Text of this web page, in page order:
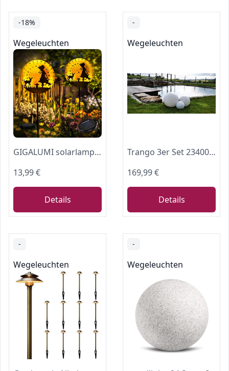
-18%
Wegeleuchten
GIGALUMI solarlampen für außen garten, solarleuchten garten deko aus Metall, gartendeko für draußen wetterfest für Wege, Rasen, Hof und Terrasse (Hirte, 2 Stück)
13,99 €
Details
-
Wegeleuchten
Trango 3er Set 23400G Granitstein-Optik Gartenkugel IP65 in 20/30/40cm ? Kugelleuchte mit je 5 Meter Kabel & E27 Fassung Kugellampe, Gartenleuchte, Außenleuchte, Außenlampe Kugel ohne Leuchtmittel
169,99 €
Details
-
Wegeleuchten
-
Wegeleuchten